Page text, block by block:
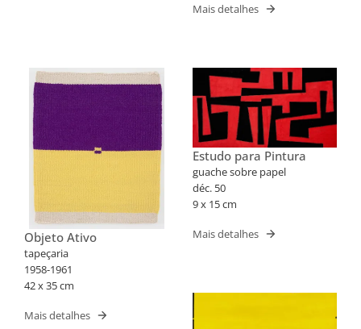
Mais detalhes
Objeto Ativo
tapeçaria
1958-1961
42 x 35 cm
Mais detalhes
Estudo para Pintura
guache sobre papel
déc. 50
9 x 15 cm
Mais detalhes